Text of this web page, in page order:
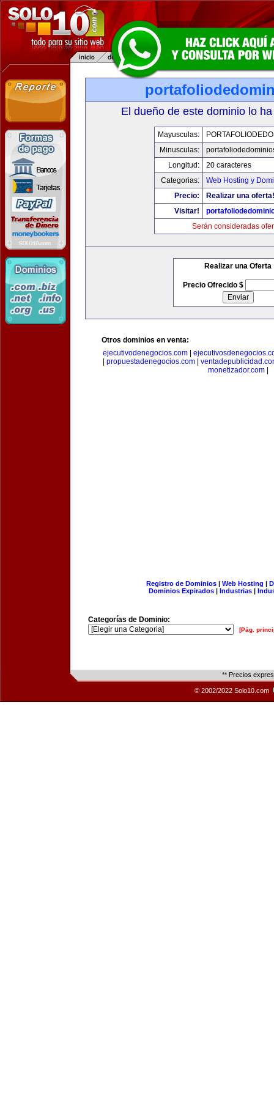
El dueño de este dominio lo
Mayusculas:
Minusculas:
Longitud:
20 caracteres
Categorias:
Web Hosting y
Precio:
Realizar una oferta!
Visitar!
Serán consideradas
Realizar una Oferta
Precio Ofrecido $
Otros dominios en venta:
ejecutivodenegocios.com|
propuestadenegocios.com
monetizador.com|
Registro de Dominios| Web Hosting |
Dominios Expirados | Industrias |
Categorías de Dominio:
[Pág.
** Precios
© 2002/2022 Solo10.com